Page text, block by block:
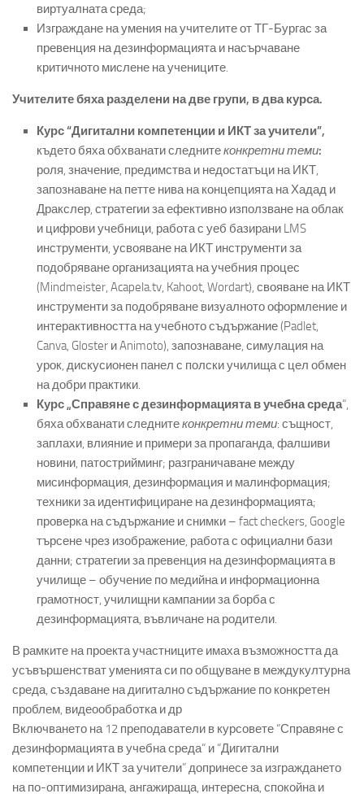
виртуалната среда;
Изграждане на умения на учителите от ТГ-Бургас за
превенция на дезинформацията и насърчаване
критичното мислене на учениците.
Учителите бяха разделени на две групи, в два курса.
Курс “Дигитални компетенции и ИКТ за учители”,
където бяха обхванати следнитеконкретни теми:
роля, значение, предимства и недостатъци на ИКТ,
запознаване на петте нива на концепцията на Хадад и
Дракслер, стратегии за ефективно използване на облак
и цифрови учебници, работа с уеб базирани LMS
инструменти, усвояване на ИКТ инструменти за
подобряване организацията на учебния процес
(Mindmeister, Acapela.tv, Kahoot, Wordart), свояване на ИКТ
инструменти за подобряване визуалното оформление и
интерактивността на учебното съдържание (Padlet,
Canva, Gloster и Animoto), запознаване, симулация на
урок, дискусионен панел с полски училища с цел обмен
на добри практики.
Курс „Справяне с дезинформацията в учебна среда“,
бяха обхванати следнитеконкретни теми: същност,
заплахи, влияние и примери за пропаганда, фалшиви
новини, патострийминг; разграничаване между
мисинформация, дезинформация и малинформация;
техники за идентифициране на дезинформацията;
проверка на съдържание и снимки – fact checkers, Google
търсене чрез изображение, работа с официални бази
данни; стратегии за превенция на дезинформацията в
училище – обучение по медийна и информационна
грамотност, училищни кампании за борба с
дезинформацията, въвличане на родители.
В рамките на проекта участниците имаха възможността да
усъвършенстват уменията си по общуване в междукултурна
среда, създаване на дигитално съдържание по конкретен
проблем, видеообработка и др
Включването на 12 преподаватели в курсовете “Справяне с
дезинформацията в учебна среда“ и “Дигитални
компетенции и ИКТ за учители” допринесе за изграждането
на по-оптимизирана, ангажираща, интересна, спокойна и